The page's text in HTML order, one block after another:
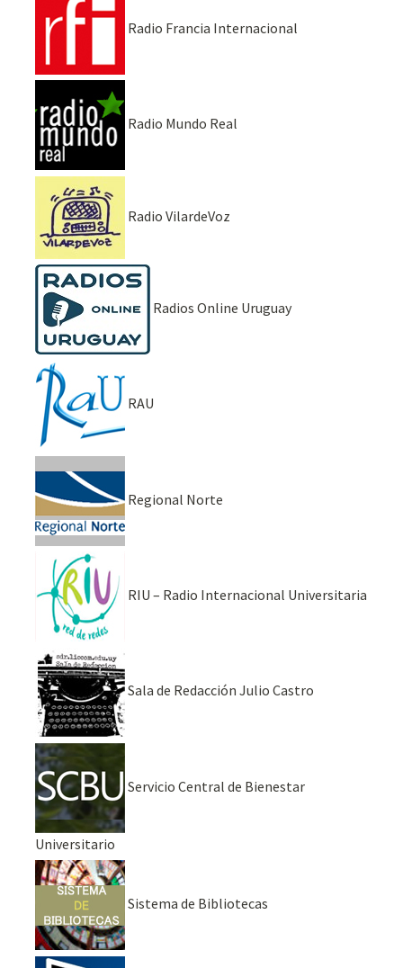
Radio Francia Internacional
Radio Mundo Real
Radio VilardeVoz
Radios Online Uruguay
RAU
Regional Norte
RIU – Radio Internacional Universitaria
Sala de Redacción Julio Castro
Servicio Central de Bienestar
Universitario
Sistema de Bibliotecas